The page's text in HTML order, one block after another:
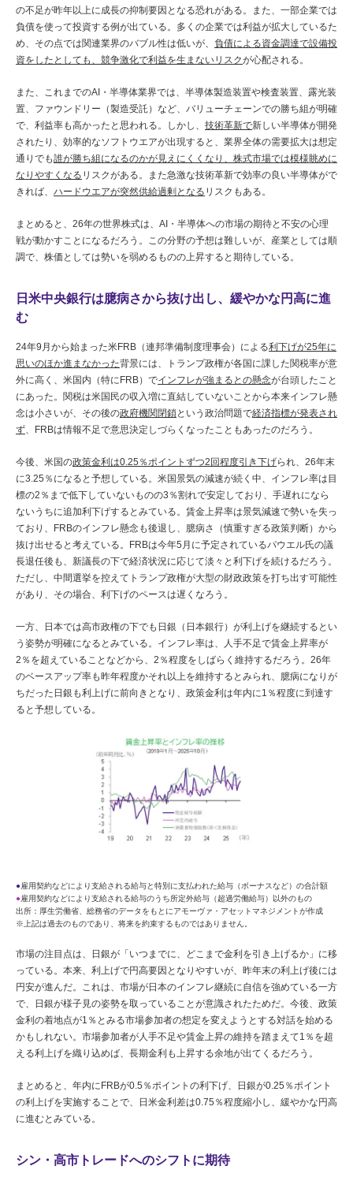
の不足が昨年以上に成長の抑制要因となる恐れがある。また、一部企業では
負債を使って投資する例が出ている。多くの企業では利益が拡大しているた
め、その点では関連業界のバブル性は低いが、 負債による資金調達で設備投
資をしたとしても、競争激化で利益を生まないリスクが心配される。
また、これまでのAI・半導体業界では、半導体製造装置や検査装置、露光装
置、ファウンドリー（製造受託）など、バリューチェーンでの勝ち組が明確
で、利益率も高かったと思われる。しかし、 技術革新で新しい半導体が開発
されたり、効率的なソフトウエアが出現すると、業界全体の需要拡大は想定
通りでも誰が勝ち組になるのかが見えにくくなり、株式市場では模様眺めに
なりやすくなる リスクがある。また急激な技術革新で効率の良い半導体がで
きれば、 ハードウエアが突然供給過剰となる リスクもある。
まとめると、26年の世界株式は、AI・半導体への市場の期待と不安の心理
戦が動かすことになるだろう。この分野の予想は難しいが、産業としては順
調で、株価としては勢いを弱めるものの上昇すると期待している。
日米中央銀行は臆病さから抜け出し、緩やかな円高に進
む
24年9月から始まった米FRB（連邦準備制度理事会）による利下げが25年に
思いのほか進まなかった背景には、トランプ政権が各国に課した関税率が意
外に高く、米国内（特にFRB）でインフレが強まるとの懸念が台頭したこと
にあった。関税は米国民の収入増に直結していないことから本来インフレ懸
念は小さいが、その後の政府機関閉鎖 という政治問題で経済指標が発表され
ず、FRBは情報不足で意思決定しづらくなったこともあったのだろう。
今後、米国の政策金利は0.25％ポイントずつ2回程度引き下げられ、26年末
に3.25％になると予想している。米国景気の減速が続く中、インフレ率は目
標の2％まで低下していないものの3％割れで安定しており、手遅れになら
ないうちに追加利下げするとみている。賃金上昇率は景気減速で勢いを失っ
ており、FRBのインフレ懸念も後退し、臆病さ（慎重すぎる政策判断）から
抜け出せると考えている。FRBは今年5月に予定されているパウエル氏の議
長退任後も、新議長の下で経済状況に応じて淡々と利下げを続けるだろう。
ただし、中間選挙を控えてトランプ政権が大型の財政政策を打ち出す可能性
があり、その場合、利下げのペースは遅くなろう。
一方、日本では高市政権の下でも日銀（日本銀行）が利上げを継続するとい
う姿勢が明確になるとみている。インフレ率は、人手不足で賃金上昇率が
2％を超えていることなどから、2％程度をしばらく維持するだろう。26年
のベースアップ率も昨年程度かそれ以上を維持するとみられ、臆病になりが
ちだった日銀も利上げに前向きとなり、政策金利は年内に1％程度に到達す
ると予想している。
●雇用契約などにより支給される給与と特別に支払われた給与（ボーナスなど）の合計額
●雇用契約などにより支給される給与のうち所定外給与（超過労働給与）以外のもの
出所：厚生労働省、総務省のデータをもとにアモーヴァ・アセットマネジメントが作成
※上記は過去のものであり、将来を約束するものではありません。
市場の注目点は、日銀が「いつまでに、どこまで金利を引き上げるか」に移
っている。本来、利上げで円高要因となりやすいが、昨年末の利上げ後には
円安が進んだ。これは、市場が日本のインフレ継続に自信を強めている一方
で、日銀が様子見の姿勢を取っていることが意識されたためだ。今後、政策
金利の着地点が1％とみる市場参加者の想定を変えようとする対話を始める
かもしれない。市場参加者が人手不足や賃金上昇の維持を踏まえて1％を超
える利上げを織り込めば、長期金利も上昇する余地が出てくるだろう。
まとめると、年内にFRBが0.5％ポイントの利下げ、日銀が0.25％ポイント
の利上げを実施することで、日米金利差は0.75％程度縮小し、緩やかな円高
に進むとみている。
シン・高市トレードへのシフトに期待